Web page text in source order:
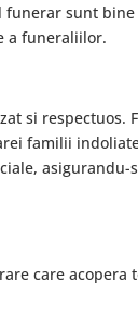
sunt
a funeraliilor.
si respectuos.
familii
care acopera